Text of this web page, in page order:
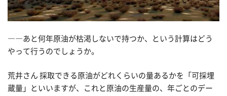
――あと何年原油が枯渇しないで持つか、という計算はどう
やって行うのでしょうか。
荒井さん 採取できる原油がどれくらいの量あるかを「可採埋
蔵量」といいますが、これと原油の生産量の、年ごとのデー